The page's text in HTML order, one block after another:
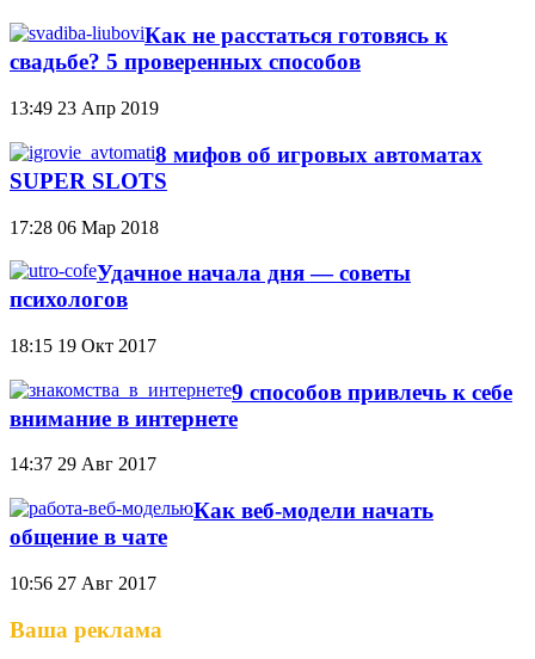
Как не расстаться готовясь к
свадьбе? 5 проверенных способов
13:49 23 Апр 2019
8 мифов об игровых автоматах
SUPER SLOTS
17:28 06 Мар 2018
Удачное начала дня — советы
психологов
18:15 19 Окт 2017
9 способов привлечь к себе
внимание в интернете
14:37 29 Авг 2017
Как веб-модели начать
общение в чате
10:56 27 Авг 2017
Ваша реклама